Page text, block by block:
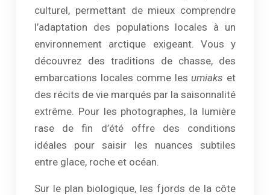
culturel, permettant de mieux comprendre
l’adaptation des populations locales à un
environnement arctique exigeant. Vous y
découvrez des traditions de chasse, des
embarcations locales comme lesumiaks et
des récits de vie marqués par la saisonnalité
extrême. Pour les photographes, la lumière
rase de fin d’été offre des conditions
idéales pour saisir les nuances subtiles
entre glace, roche et océan.
Sur le plan biologique, les fjords de la côte